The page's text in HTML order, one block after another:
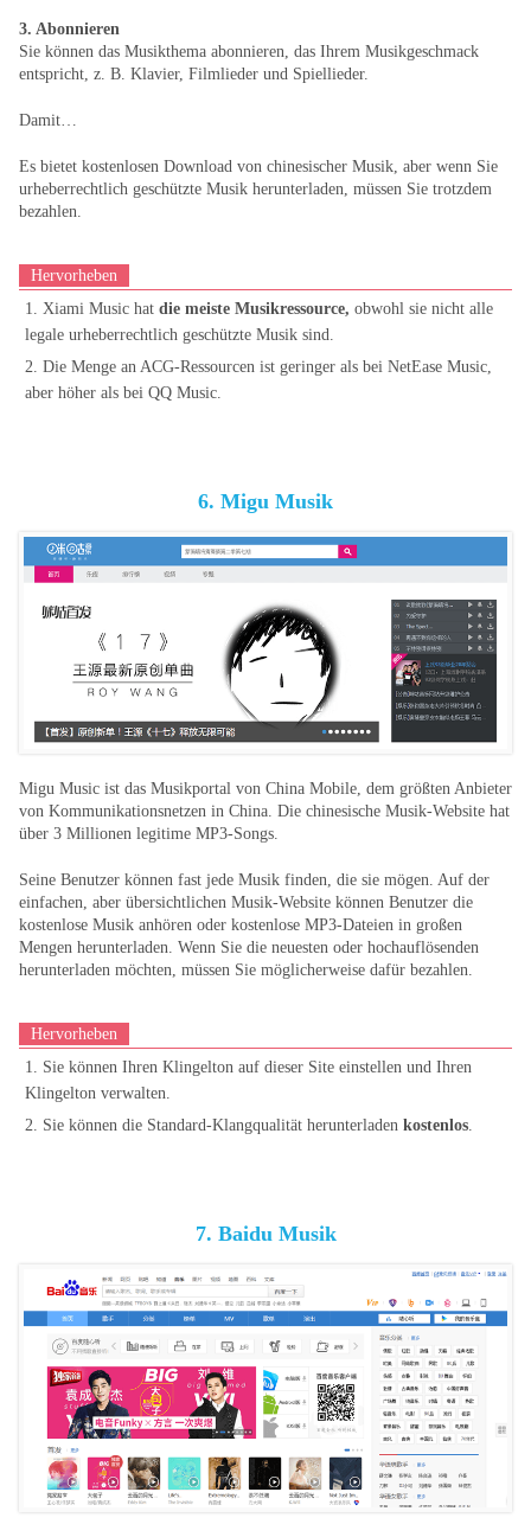
3. Abonnieren
Sie können das Musikthema abonnieren, das Ihrem Musikgeschmack
entspricht, z. B. Klavier, Filmlieder und Spiellieder.
Damit…
Es bietet kostenlosen Download von chinesischer Musik, aber wenn Sie
urheberrechtlich geschützte Musik herunterladen, müssen Sie trotzdem
bezahlen.
Hervorheben
1. Xiami Music hat die meiste Musikressource, obwohl sie nicht alle
legale urheberrechtlich geschützte Musik sind.
2. Die Menge an ACG-Ressourcen ist geringer als bei NetEase Music,
aber höher als bei QQ Music.
6. Migu Musik
Migu Music ist das Musikportal von China Mobile, dem größten Anbieter
von Kommunikationsnetzen in China. Die chinesische Musik-Website hat
über 3 Millionen legitime MP3-Songs.
Seine Benutzer können fast jede Musik finden, die sie mögen. Auf der
einfachen, aber übersichtlichen Musik-Website können Benutzer die
kostenlose Musik anhören oder kostenlose MP3-Dateien in großen
Mengen herunterladen. Wenn Sie die neuesten oder hochauflösenden
herunterladen möchten, müssen Sie möglicherweise dafür bezahlen.
Hervorheben
1. Sie können Ihren Klingelton auf dieser Site einstellen und Ihren
Klingelton verwalten.
2. Sie können die Standard-Klangqualität herunterladen kostenlos.
7. Baidu Musik